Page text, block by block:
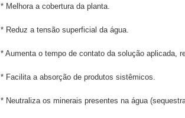
* Melhora a cobertura da planta.
* Reduz a tensão superficial da água.
* Aumenta o tempo de contato da solução aplicada,
* Facilita a absorção de produtos sistêmicos.
* Neutraliza os minerais presentes na água